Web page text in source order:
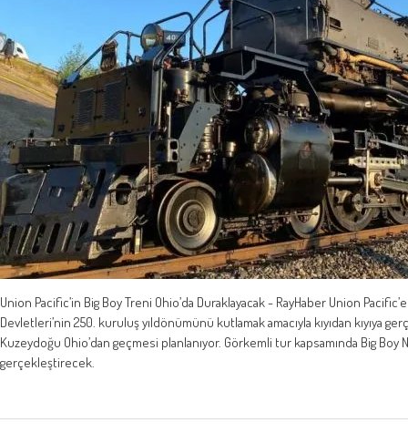
Union Pacific’in Big Boy Treni Ohio’da Duraklayacak - RayHaber Union
Devletleri’nin 250. kuruluş yıldönümünü kutlamak amacıyla kıyıdan kıyıya
Kuzeydoğu Ohio’dan geçmesi planlanıyor. Görkemli tur kapsamında Big Boy
gerçekleştirecek.